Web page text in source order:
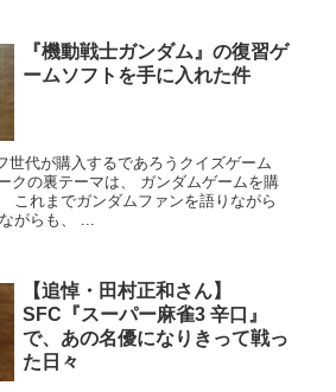
『機動戦士ガンダム』の復習ゲ
ームソフトを手に入れた件
世代が購入するであろうクイズゲーム
クの裏テーマは、 ガンダムゲームを購
これまでガンダムファンを語りながら
がらも、 ...
【追悼・田村正和さん】
SFC『スーパー麻雀3 辛口』
で、あの名優になりきって戦っ
た日々